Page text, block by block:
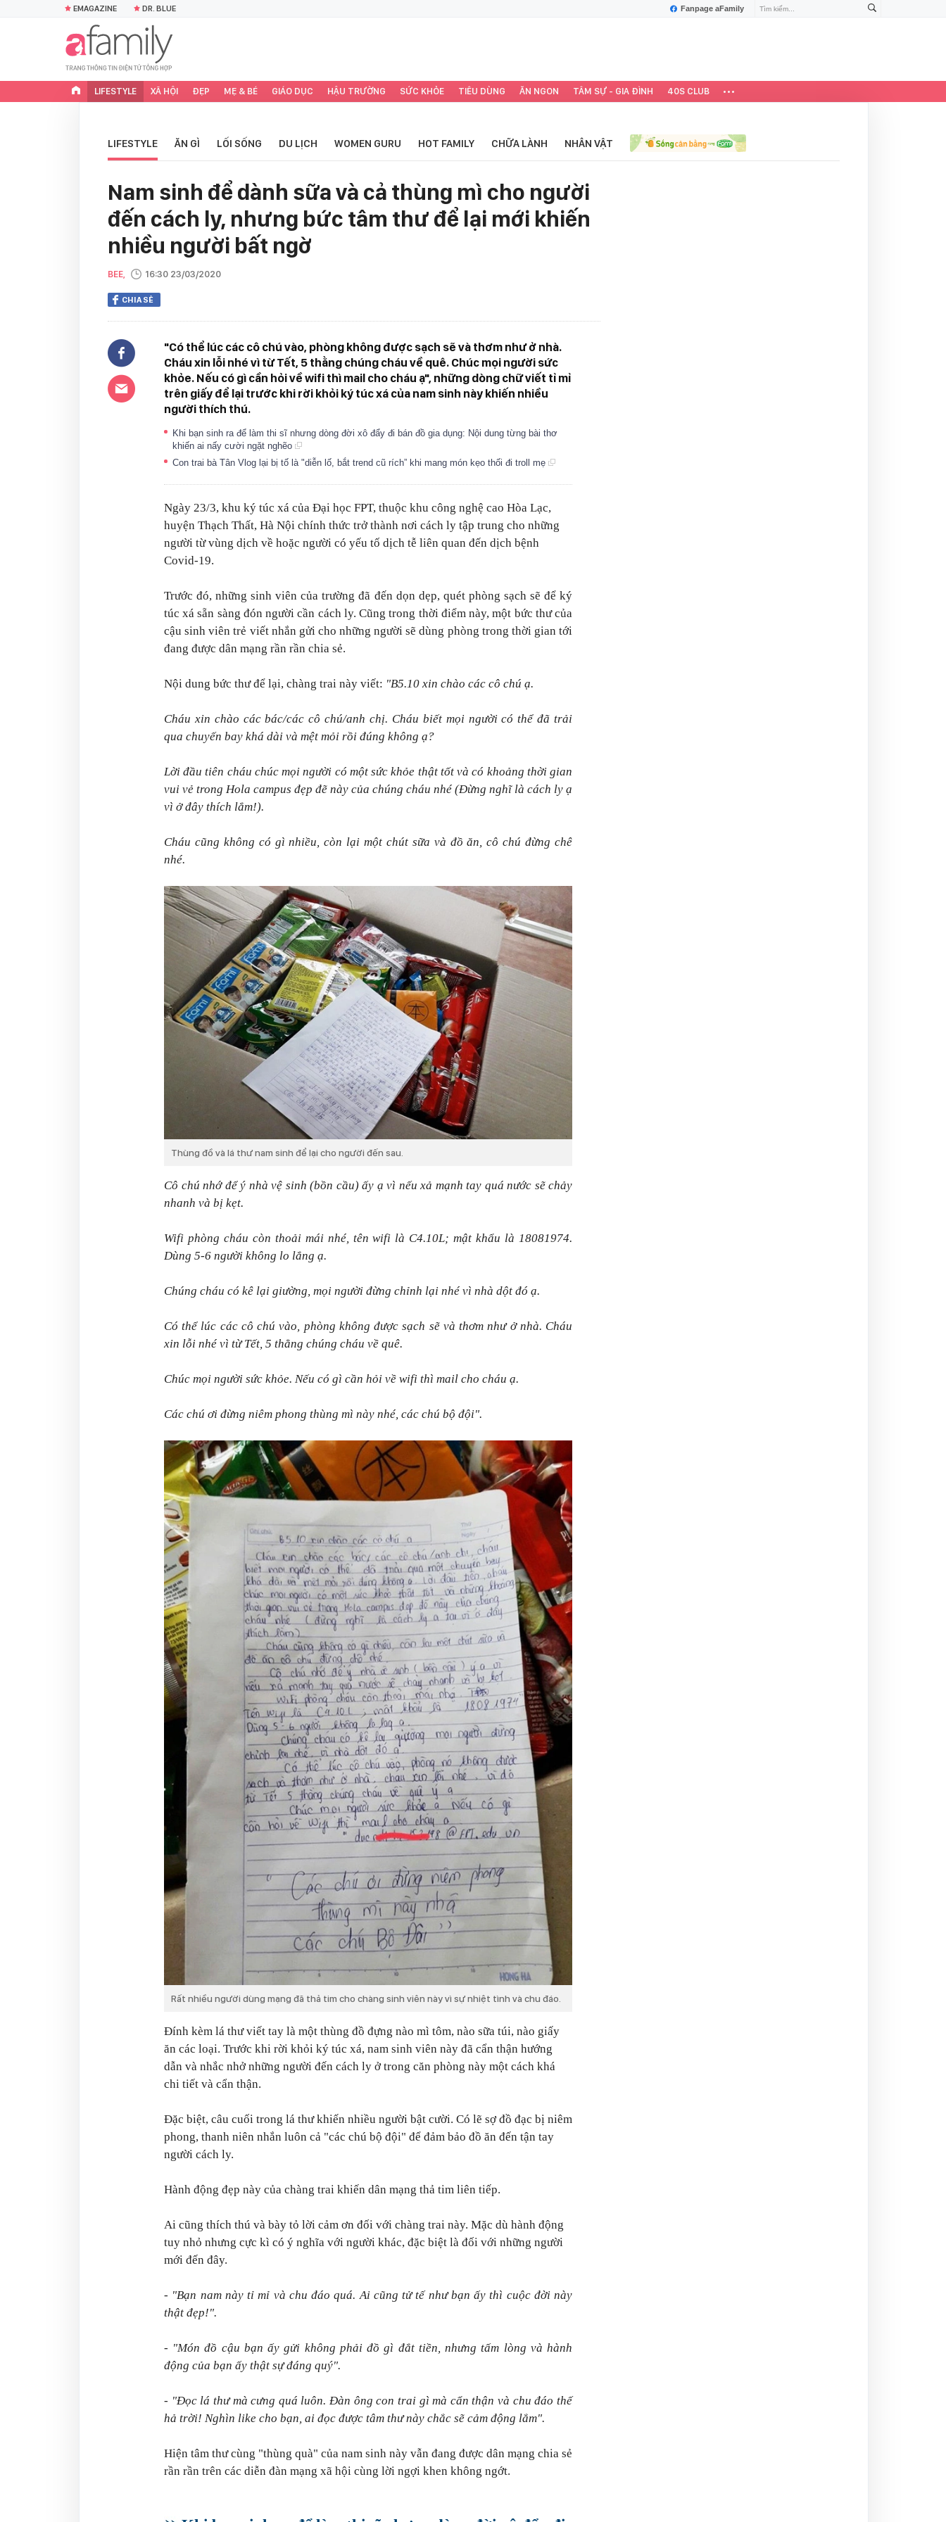
Fanpage aFamily
EMAGAZINE DR. BLUE
LIFESTYLE XÃ HỘI ĐẸP MẸ & BÉ GIÁO DỤC HẬU TRƯỜNG SỨC KHỎE TIÊU DÙNG ĂN NGON TÂM SỰ - GIA ĐÌNH 40S CLUB
LIFESTYLE ĂN GÌ LỐI SỐNG DU LỊCH WOMEN GURU HOT FAMILY CHỮA LÀNH NHÂN VẬT
Nam sinh để dành sữa và cả thùng mì cho người
đến cách ly, nhưng bức tâm thư để lại mới khiến
nhiều người bất ngờ
BEE, 16:30 23/03/2020
CHIA SẺ
"Có thể lúc các cô chú vào, phòng không được sạch sẽ và thơm như ở nhà.
Cháu xin lỗi nhé vì từ Tết, 5 thằng chúng cháu về quê. Chúc mọi người sức
khỏe. Nếu có gì cần hỏi về wifi thì mail cho cháu ạ", những dòng chữ viết tỉ mỉ
trên giấy để lại trước khi rời khỏi ký túc xá của nam sinh này khiến nhiều
người thích thú.
Khi bạn sinh ra để làm thi sĩ nhưng dòng đời xô đẩy đi bán đồ gia dụng: Nội dung từng bài thơ
khiến ai nấy cười ngặt nghẽo
Con trai bà Tân Vlog lại bị tố là "diễn lố, bắt trend cũ rích” khi mang món kẹo thối đi troll mẹ
Ngày 23/3, khu ký túc xá của Đại học FPT, thuộc khu công nghệ cao Hòa Lạc,
huyện Thạch Thất, Hà Nội chính thức trở thành nơi cách ly tập trung cho những
người từ vùng dịch về hoặc người có yếu tố dịch tễ liên quan đến dịch bệnh
Covid-19.
Trước đó, những sinh viên của trường đã đến dọn dẹp, quét phòng sạch sẽ để ký
túc xá sẵn sàng đón người cần cách ly. Cũng trong thời điểm này, một bức thư của
cậu sinh viên trẻ viết nhắn gửi cho những người sẽ dùng phòng trong thời gian tới
đang được dân mạng rần rần chia sẻ.
Nội dung bức thư để lại, chàng trai này viết: "B5.10 xin chào các cô chú ạ.
Cháu xin chào các bác/các cô chú/anh chị. Cháu biết mọi người có thể đã trải
qua chuyến bay khá dài và mệt mỏi rồi đúng không ạ?
Lời đầu tiên cháu chúc mọi người có một sức khỏe thật tốt và có khoảng thời gian
vui vẻ trong Hola campus đẹp đẽ này của chúng cháu nhé (Đừng nghĩ là cách ly ạ
vì ở đây thích lắm!).
Cháu cũng không có gì nhiều, còn lại một chút sữa và đồ ăn, cô chú đừng chê
nhé.
Thùng đồ và lá thư nam sinh để lại cho người đến sau.
Cô chú nhớ để ý nhà vệ sinh (bồn cầu) ấy ạ vì nếu xả mạnh tay quá nước sẽ chảy
nhanh và bị kẹt.
Wifi phòng cháu còn thoải mái nhé, tên wifi là C4.10L; mật khẩu là 18081974.
Dùng 5-6 người không lo lắng ạ.
Chúng cháu có kê lại giường, mọi người đừng chỉnh lại nhé vì nhà dột đó ạ.
Có thể lúc các cô chú vào, phòng không được sạch sẽ và thơm như ở nhà. Cháu
xin lỗi nhé vì từ Tết, 5 thằng chúng cháu về quê.
Chúc mọi người sức khỏe. Nếu có gì cần hỏi về wifi thì mail cho cháu ạ.
Các chú ơi đừng niêm phong thùng mì này nhé, các chú bộ đội".
Rất nhiều người dùng mạng đã thả tim cho chàng sinh viên này vì sự nhiệt tình và chu đáo.
Đính kèm lá thư viết tay là một thùng đồ đựng nào mì tôm, nào sữa túi, nào giấy
ăn các loại. Trước khi rời khỏi ký túc xá, nam sinh viên này đã cẩn thận hướng
dẫn và nhắc nhở những người đến cách ly ở trong căn phòng này một cách khá
chi tiết và cẩn thận.
Đặc biệt, câu cuối trong lá thư khiến nhiều người bật cười. Có lẽ sợ đồ đạc bị niêm
phong, thanh niên nhắn luôn cả "các chú bộ đội" để đảm bảo đồ ăn đến tận tay
người cách ly.
Hành động đẹp này của chàng trai khiến dân mạng thả tim liên tiếp.
Ai cũng thích thú và bày tỏ lời cảm ơn đối với chàng trai này. Mặc dù hành động
tuy nhỏ nhưng cực kì có ý nghĩa với người khác, đặc biệt là đối với những người
mới đến đây.
- "Bạn nam này tỉ mỉ và chu đáo quá. Ai cũng tử tế như bạn ấy thì cuộc đời này
thật đẹp!".
- "Món đồ cậu bạn ấy gửi không phải đồ gì đắt tiền, nhưng tấm lòng và hành
động của bạn ấy thật sự đáng quý".
- "Đọc lá thư mà cưng quá luôn. Đàn ông con trai gì mà cẩn thận và chu đáo thế
hả trời! Nghìn like cho bạn, ai đọc được tâm thư này chắc sẽ cảm động lắm".
Hiện tâm thư cùng "thùng quà" của nam sinh này vẫn đang được dân mạng chia sẻ
rần rần trên các diễn đàn mạng xã hội cùng lời ngợi khen không ngớt.